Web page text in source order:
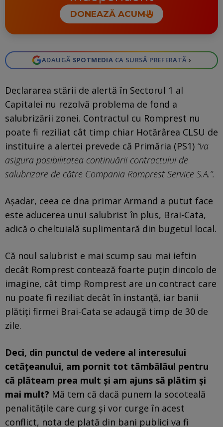
DONEAZĂ ACUM
ADAUGĂ SPOTMEDIA CA SURSĂ PREFERATĂ ›
Declararea stării de alertă în Sectorul 1 al
Capitalei nu rezolvă problema de fond a
salubrizării zonei. Contractul cu Romprest nu
poate fi reziliat cât timp chiar Hotărârea CLSU de
instituire a alertei prevede că Primăria (PS1) “va
asigura posibilitatea continuării contractului de
salubrizare de către Compania Romprest Service S.A.”.
Așadar, ceea ce dna primar Armand a putut face
este aducerea unui salubrist în plus, Brai-Cata,
adică o cheltuială suplimentară din bugetul local.
Că noul salubrist e mai scump sau mai ieftin
decât Romprest contează foarte puțin dincolo de
imagine, cât timp Romprest are un contract care
nu poate fi reziliat decât în instanță, iar banii
plătiți firmei Brai-Cata se adaugă timp de 30 de
zile.
Deci, din punctul de vedere al interesului
cetățeanului, am pornit tot tămbălăul pentru
că plăteam prea mult și am ajuns să plătim și
mai mult? Mă tem că dacă punem la socoteală
penalitățile care curg și vor curge în acest
conflict, nota de plată din bani publici va fi